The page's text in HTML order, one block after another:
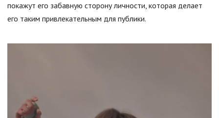
покажут его забавную сторону личности, которая делает
его таким привлекательным для публики.